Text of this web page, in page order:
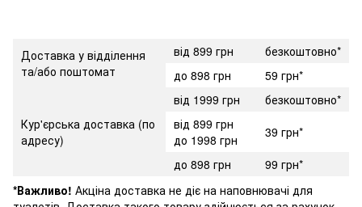
Доставка у відділення
та/або поштомат
від 899 грн
безкоштовно*
до 898 грн
59 грн*
Кур'єрська доставка (по
адресу)
від 1999 грн
безкоштовно*
від 899 грн
до 1998 грн
39 грн*
до 898 грн
99 грн*
*Важливо! Акціна доставка не діє на наповнювачі для